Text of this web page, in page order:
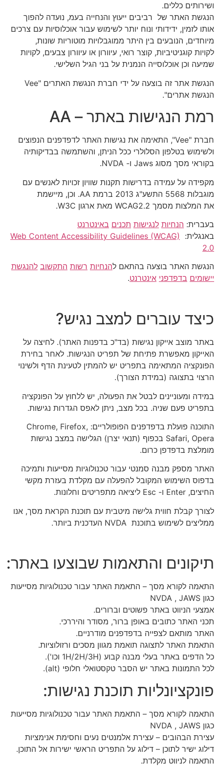
ושירותים כללים.
הנגשת האתר של רביבים ייעוץ והנחייה בעמ, נועדה להפוך
אותו לזמין, ידידותי ונוח יותר לשימוש עבור אוכלוסיות עם צרכים
מיוחדים, הנובעים בין היתר ממוגבלויות מוטוריות שונות,
לקויות קוגניטיביות, קוצר רואי, עיוורון או עיוורון צבעים, לקויות
שמיעה וכן אוכלוסייה הנמנית על בני הגיל השלישי.
הנגשת אתר זה בוצעה על ידי חברת הנגשת האתרים "Vee
הנגשת אתרים".
רמת הנגישות באתר – AA
חברת "Vee", התאימה את נגישות האתר לדפדפנים הנפוצים
ולשימוש בטלפון הסלולרי ככל הניתן, והשתמשה בבדיקותיה
בקוראי מסך מסוג Jaws ו- NVDA.
מקפידה על עמידה בדרישות תקנות שוויון זכויות לאנשים עם
מוגבלות 5568 התשע"ג 2013 ברמת AA. וכן, מיישמת
את המלצות מסמך WCAG2.2 מאת ארגון W3C.
בעברית: הנחיות לנגישות תכנים באינטרנט
באנגלית: Web Content Accessibility Guidelines (WCAG)
2.0
הנגשת האתר בוצעה בהתאם להנחיות רשות התקשוב להנגשת
יישומים בדפדפני אינטרנט.
כיצד עוברים למצב נגיש?
באתר מוצב אייקון נגישות (בד"כ בדפנות האתר). לחיצה על
האייקון מאפשרת פתיחת של תפריט הנגישות. לאחר בחירת
הפונקציה המתאימה בתפריט יש להמתין לטעינת הדף ולשינוי
הרצוי בתצוגה (במידת הצורך).
במידה ומעוניינים לבטל את הפעולה, יש ללחוץ על הפונקציה
בתפריט פעם שניה. בכל מצב, ניתן לאפס הגדרות נגישות.
התוכנה פועלת בדפדפנים הפופולריים: Chrome, Firefox,
Safari, Opera בכפוף (תנאי יצרן) הגלישה במצב נגישות
מומלצת בדפדפן כרום.
האתר מספק מבנה סמנטי עבור טכנולוגיות מסייעות ותמיכה
בדפוס השימוש המקובל להפעלה עם מקלדת בעזרת מקשי
החיצים, Enter ו- Esc ליציאה מתפריטים וחלונות.
לצורך קבלת חווית גלישה מיטבית עם תוכנת הקראת מסך, אנו
ממליצים לשימוש בתוכנת NVDA העדכנית ביותר.
תיקונים והתאמות שבוצעו באתר:
התאמה לקורא מסך – התאמת האתר עבור טכנולוגיות מסייעות
כגון NVDA , JAWS
אמצעי הניווט באתר פשוטים וברורים.
תכני האתר כתובים באופן ברור, מסודר והיררכי.
האתר מותאם לצפייה בדפדפנים מודרניים.
התאמת האתר לתצוגה תואמת מגוון מסכים ורזולוציות.
כל הדפים באתר בעלי מבנה קבוע (1H/2H/3H וכו').
לכל התמונות באתר יש הסבר טקסטואלי חלופי (alt).
פונקציונליות תוכנת נגישות:
התאמה לקורא מסך – התאמת האתר עבור טכנולוגיות מסייעות
כגון NVDA , JAWS
עצירת הבהובים – עצירת אלמנטים נעים וחסימת אנימציות
דילוג ישיר לתוכן – דילוג על התפריט הראשי ישירות אל התוכן.
התאמה לניווט מקלדת.